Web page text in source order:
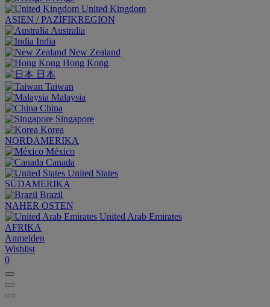
United Kingdom
ASIEN / PAZIFIKREGION
Australia
India
New Zealand
Hong Kong
日本
Taiwan
Malaysia
China
Singapore
Korea
NORDAMERIKA
México
Canada
United States
SÜDAMERIKA
Brazil
NAHER OSTEN
United Arab Emirates
AFRIKA
Anmelden
Wishlist
0